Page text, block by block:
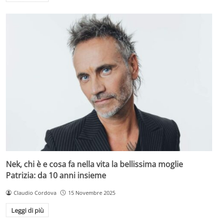
Nek, chi è e cosa fa nella vita la bellissima moglie
Patrizia: da 10 anni insieme
Claudio Cordova 15 Novembre 2025
Leggi di più